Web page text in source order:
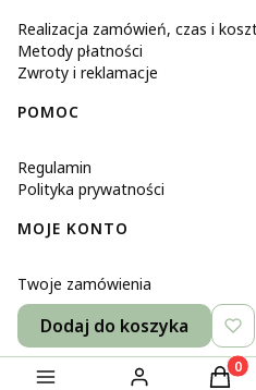
Realizacja zamówień, czas i
Metody płatności
Zwroty i reklamacje
POMOC
Regulamin
Polityka prywatności
MOJE KONTO
Twoje zamówienia
Ustawienia konta
Ulubione
Sklep
Dodaj do koszyka